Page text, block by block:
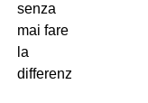
senza
mai fare
la
differenza.